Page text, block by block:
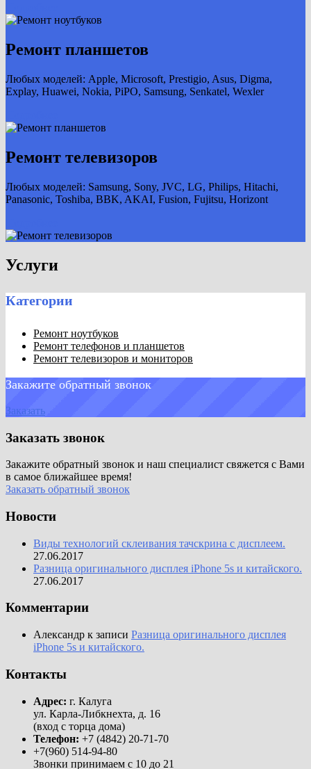
Ремонт планшетов
Любых моделей: Apple, Microsoft, Prestigio, Asus, Digma,
Explay, Huawei, Nokia, PiPO, Samsung, Senkatel, Wexler
Ремонт телевизоров
Любых моделей: Samsung, Sony, JVC, LG, Philips, Hitachi,
Panasonic, Toshiba, BBK, AKAI, Fusion, Fujitsu, Horizont
Услуги
Категории
Ремонт ноутбуков
Ремонт телефонов и планшетов
Ремонт телевизоров и мониторов
Закажите обратный звонок
Заказать
Заказать звонок
Закажите обратный звонок и наш специалист свяжется с Вами
в самое ближайшее время!
Заказать обратный звонок
Новости
Виды технологий склеивания тачскрина с дисплеем.
27.06.2017
Разница оригинального дисплея iPhone 5s и китайского.
27.06.2017
Комментарии
Александр к записи Разница оригинального дисплея
iPhone 5s и китайского.
Контакты
Адрес: г. Калуга
ул. Карла-Либкнехта, д. 16
(вход с торца дома)
Телефон: +7 (4842) 20-71-70
+7(960) 514-94-80
Звонки принимаем с 10 до 21